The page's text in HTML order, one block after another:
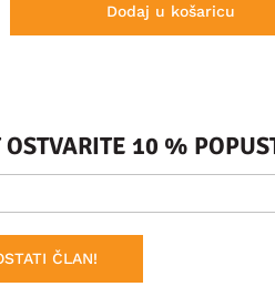
Dodaj u košaricu
10 %
ČLAN!